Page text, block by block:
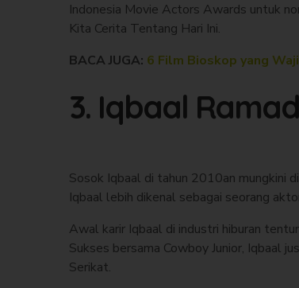
Indonesia Movie Actors Awards untuk
Kita Cerita Tentang Hari Ini.
BACA JUGA: 6 Film Bioskop yang
3. Iqbaal
Sosok Iqbaal di tahun 2010an mungkini
Iqbaal lebih dikenal sebagai seorang
Awal karir Iqbaal di industri hiburan
Sukses bersama Cowboy Junior, Iqbaal
Serikat.